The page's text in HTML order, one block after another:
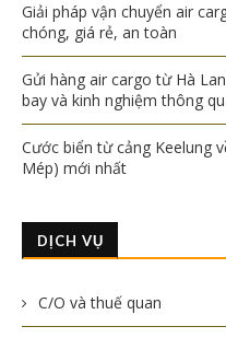
Giải pháp vận chuyển air
chóng, giá rẻ, an toàn
Gửi hàng air cargo từ Hà
bay và kinh nghiệm thông
Cước biển từ cảng Keelung
Mép) mới nhất
DỊCH VỤ
C/O và thuế quan